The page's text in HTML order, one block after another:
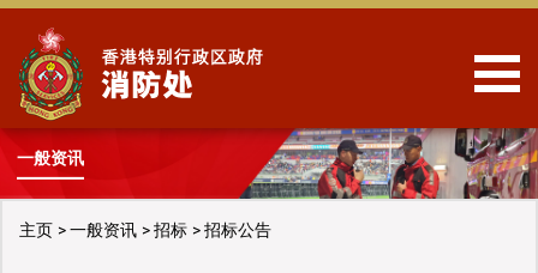
跳到内容
一般资讯
主页 一般资讯 招标 招标公告